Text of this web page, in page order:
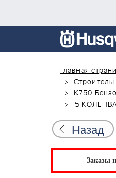
Главная
K750
5
Назад
Заказы